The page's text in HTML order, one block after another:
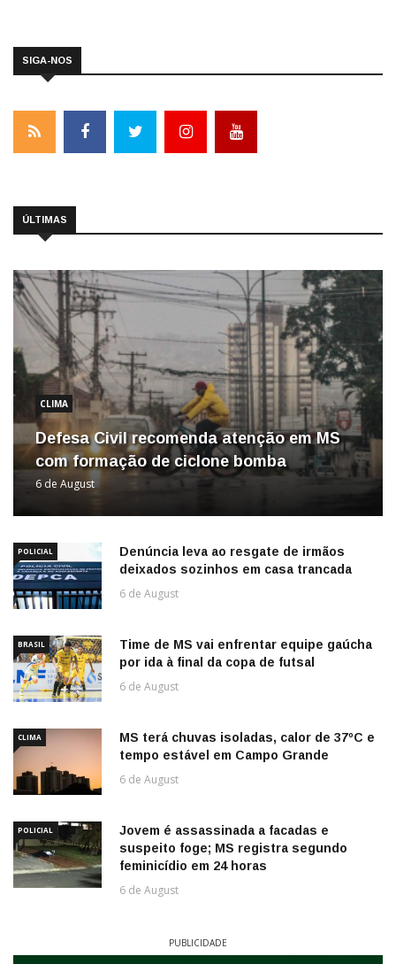
SIGA-NOS
ÚLTIMAS
CLIMA
Defesa Civil recomenda atenção em MS
com formação de ciclone bomba
6 de August
POLICIAL
Denúncia leva ao resgate de irmãos
deixados sozinhos em casa trancada
6 de August
BRASIL
Time de MS vai enfrentar equipe gaúcha
por ida à final da copa de futsal
6 de August
CLIMA
MS terá chuvas isoladas, calor de 37ºC e
tempo estável em Campo Grande
6 de August
POLICIAL
Jovem é assassinada a facadas e
suspeito foge; MS registra segundo
feminicídio em 24 horas
6 de August
PUBLICIDADE